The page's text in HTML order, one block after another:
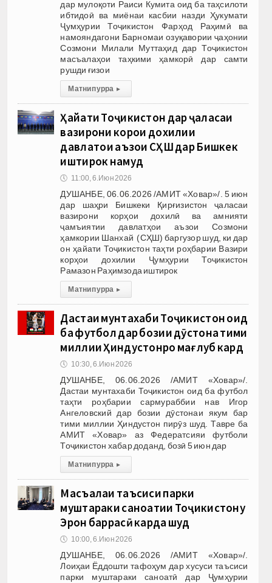
дар мулоқоти Раиси Кумита оид ба таҳсилоти
ибтидоӣ ва миёнаи касбии назди Ҳукумати
Ҷумҳурии Тоҷикистон Фарҳод Раҳимӣ ва
намояндагони Барномаи озуқавории ҷаҳонии
Созмони Милали Муттаҳид дар Тоҷикистон
масъалаҳои таҳкими ҳамкорӣ дар самти
рушди ғизои
Матни пурра ▸
Ҳайати Тоҷикистон дар ҷаласаи
вазирони корҳои дохилии
давлатҳои аъзои СҲШ дар Бишкек
иштирок намуд
🕔 11:00, 6.Июн 2026
ДУШАНБЕ, 06.06.2026 /АМИТ «Ховар»/. 5 июн
дар шаҳри Бишкеки Қирғизистон ҷаласаи
вазирони корҳои дохилӣ ва амнияти
ҷамъиятии давлатҳои аъзои Созмони
ҳамкории Шанхай (СҲШ) баргузор шуд, ки дар
он ҳайати Тоҷикистон таҳти роҳбарии Вазири
корҳои дохилии Ҷумҳурии Тоҷикистон
Рамазон Раҳимзода иштирок
Матни пурра ▸
Дастаи мунтахаби Тоҷикистон оид
ба футбол дар бозии дӯстона тими
миллии Ҳиндустонро мағлуб кард
🕔 10:30, 6.Июн 2026
ДУШАНБЕ, 06.06.2026 /АМИТ «Ховар»/.
Дастаи мунтахаби Тоҷикистон оид ба футбол
таҳти роҳбарии сармураббии нав Игор
Ангеловский дар бозии дӯстонаи якум бар
тими миллии Ҳиндустон пирӯз шуд. Тавре ба
АМИТ «Ховар» аз Федератсияи футболи
Тоҷикистон хабар доданд, бозӣ 5 июн дар
Матни пурра ▸
Масъалаи таъсиси парки
муштараки саноатии Тоҷикистону
Эрон баррасӣ карда шуд
🕔 10:00, 6.Июн 2026
ДУШАНБЕ, 06.06.2026 /АМИТ «Ховар»/.
Лоиҳаи Ёддошти тафоҳум дар хусуси таъсиси
парки муштараки саноатӣ дар Ҷумҳурии